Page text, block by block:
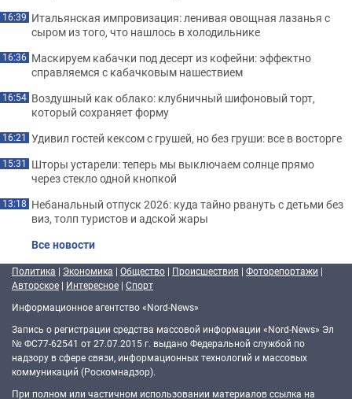
16:39 Итальянская импровизация: ленивая овощная лазанья с
сыром из того, что нашлось в холодильнике
16:36 Маскируем кабачки под десерт из кофейни: эффектно
справляемся с кабачковым нашествием
16:54 Воздушный как облако: клубничный шифоновый торт,
который сохраняет форму
16:21 Удивил гостей кексом с грушей, но без груши: все в восторге
15:31 Шторы устарели: теперь мы выключаем солнце прямо
через стекло одной кнопкой
13:18 Небанальный отпуск 2026: куда тайно рвануть с детьми без
виз, толп туристов и адской жары
Все новости
Политика | Экономика | Общество | Происшествия | Фоторепортажи |
Авторское | Интересное | Спорт
Информационное агентство «Nord-News»
Запись о регистрации средства массовой информации «Nord-News» Эл
№ ФС77-62541 от 27.07.2015 г. выдано Федеральной службой по
надзору в сфере связи, информационных технологий и массовых
коммуникаций (Роскомнадзор).
При полном или частичном использовании материалов ссылка на